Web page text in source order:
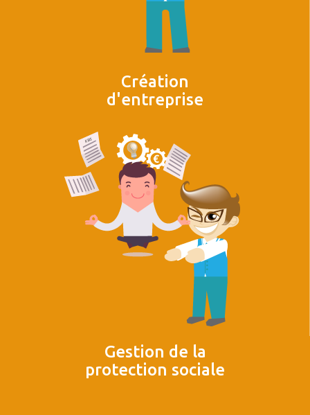
Création
d'entreprise
Gestion de la
protection sociale